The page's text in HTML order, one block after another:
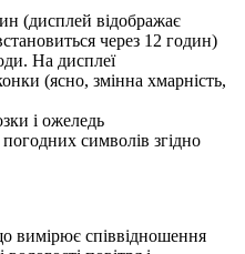
(дисплей відображає
через 12 годин)
На дисплеї
(ясно, змінна хмарність,
і ожеледь
символів згідно
вимірює співвідношення